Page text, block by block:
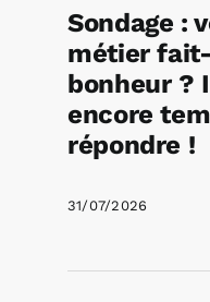
Sondage :
métier
bonheur ?
encore
répondre !
31/07/2026